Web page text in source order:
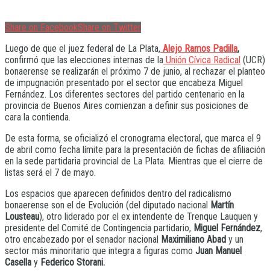
Share on FacebookShare on Twitter
Luego de que el juez federal de La Plata, Alejo Ramos Padilla,
confirmó que las elecciones internas de la Unión Cívica Radical (UCR)
bonaerense se realizarán el próximo 7 de junio, al rechazar el planteo
de impugnación presentado por el sector que encabeza Miguel
Fernández. Los diferentes sectores del partido centenario en la
provincia de Buenos Aires comienzan a definir sus posiciones de
cara la contienda.
De esta forma, se oficializó el cronograma electoral, que marca el 9
de abril como fecha límite para la presentación de fichas de afiliación
en la sede partidaria provincial de La Plata. Mientras que el cierre de
listas será el 7 de mayo.
Los espacios que aparecen definidos dentro del radicalismo
bonaerense son el de Evolución (del diputado nacional Martín
Lousteau), otro liderado por el ex intendente de Trenque Lauquen y
presidente del Comité de Contingencia partidario, Miguel Fernández,
otro encabezado por el senador nacional Maximiliano Abad y un
sector más minoritario que integra a figuras como Juan Manuel
Casella y Federico Storani.